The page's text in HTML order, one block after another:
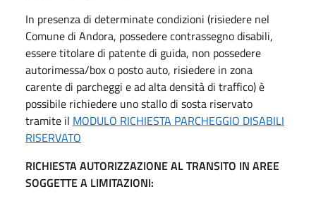
In presenza di determinate condizioni (risiedere nel
Comune di Andora, possedere contrassegno disabili,
essere titolare di patente di guida, non possedere
autorimessa/box o posto auto, risiedere in zona
carente di parcheggi e ad alta densità di traffico) è
possibile richiedere uno stallo di sosta riservato
tramite il MODULO RICHIESTA PARCHEGGIO DISABILI
RISERVATO
RICHIESTA AUTORIZZAZIONE AL TRANSITO IN AREE
SOGGETTE A LIMITAZIONI: